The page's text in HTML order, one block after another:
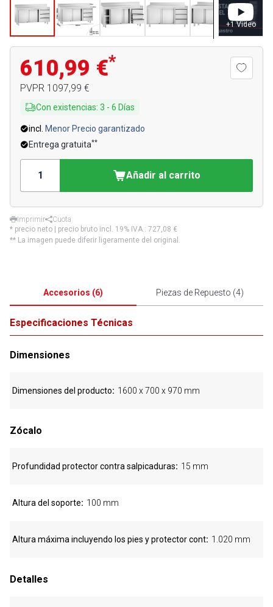
+1 Video
610,99 €*
PVPR 1097,99 €
Con existencias: 3 - 6 Días
incl.
Menor Precio garantizado
Entrega gratuita**
Añadir al carrito
Imprimir
Cuota
* precio neto | precio bruto incl. 19% IVA.: 727,08 €
** La imagen puede diferir ligeramente del original.
Accesorios (6) Piezas de Repuesto (4)
Especificaciones Técnicas
Dimensiones
Dimensiones del producto 1600 x 700 x 970 mm
Zócalo
Profundidad protector contra salpicaduras 15 mm
Altura del soporte 100 mm
Altura máxima incluyendo los pies y protector cont 1.020 mm
Detalles